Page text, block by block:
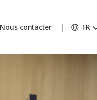
Nous contacter FR